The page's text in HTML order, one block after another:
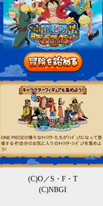
(C)O／S・F・T
(C)NBGI